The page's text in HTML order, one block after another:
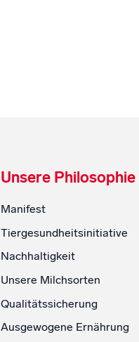
Unsere Philosophie
Manifest
Tiergesundheitsinitiative
Nachhaltigkeit
Unsere Milchsorten
Qualitätssicherung
Ausgewogene Ernährung